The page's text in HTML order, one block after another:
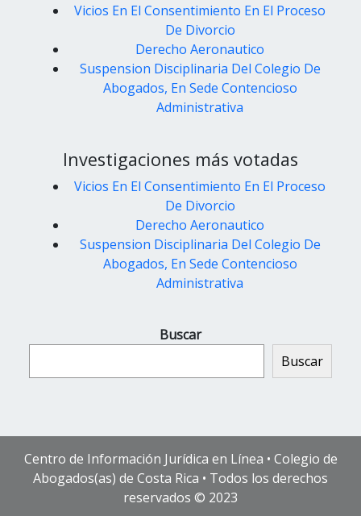
Vicios En El Consentimiento En El Proceso
De Divorcio
Derecho Aeronautico
Suspension Disciplinaria Del Colegio De
Abogados, En Sede Contencioso
Administrativa
Investigaciones más votadas
Vicios En El Consentimiento En El Proceso
De Divorcio
Derecho Aeronautico
Suspension Disciplinaria Del Colegio De
Abogados, En Sede Contencioso
Administrativa
Buscar
Buscar
Centro de Información Jurídica en Línea • Colegio de
Abogados(as) de Costa Rica • Todos los derechos
reservados © 2023